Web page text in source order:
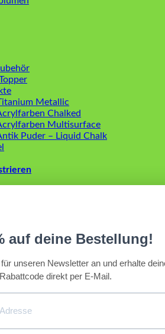
Metallic
Chalked
Multisurface
Puder – Liquid Chalk
auf deine Bestellung!
unseren Newsletter an und erhalte
Rabattcode direkt per E-Mail.
Anmelden